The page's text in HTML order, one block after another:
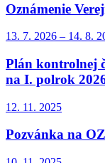
Oznámenie
13. 7. 2026 – 14. 8.
Plán kontrolnej
na I. polrok
12. 11. 2025
Pozvánka na